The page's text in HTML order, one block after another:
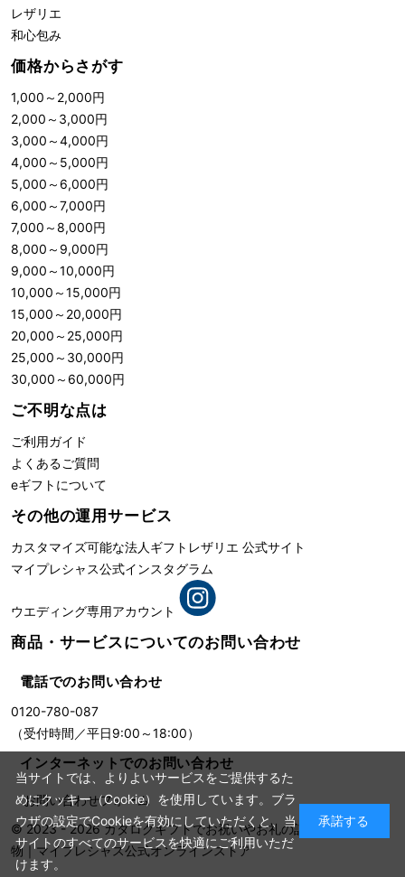
レザリエ
和心包み
価格からさがす
1,000 ～ 2,000円
2,000 ～ 3,000円
3,000 ～4,000円
4,000 ～ 5,000円
5,000 ～ 6,000円
6,000 ～7,000円
7,000 ～8,000円
8,000 ～ 9,000円
9,000 ～10,000円
10,000 ～15,000円
15,000 ～ 20,000円
20,000 ～ 25,000円
25,000 ～ 30,000円
30,000 ～ 60,000円
ご不明な点は
ご利用ガイド
よくあるご質問
eギフトについて
その他の運用サービス
カスタマイズ可能な法人ギフト レザリエ 公式サイト
マイプレシャス公式インスタグラム
ウエディング専用アカウント
商品・サービスについてのお問い合わせ
電話でのお問い合わせ
0120-780-087
（受付時間／平日9:00～18:00）
インターネットでのお問い合わせ
お問い合わせフォーム
© 2023 - 2026カタログギフトでお祝いやお礼の記念に残る贈り
物｜マイプレシャス公式オンラインストア
当サイトでは、よりよいサービスをご提供するた
めにクッキー（Cookie）を使用しています。ブラ
ウザの設定でCookieを有効にしていただくと、当
サイトのすべてのサービスを快適にご利用いただ
けます。
承諾する